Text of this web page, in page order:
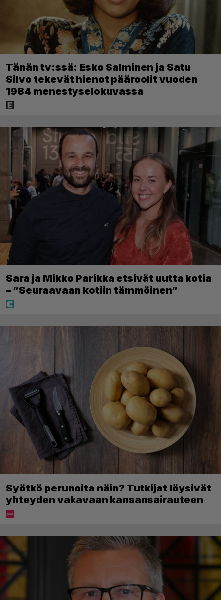
Tänän tv:ssä: Esko Salminen ja Satu
Silvo tekevät hienot pääroolit vuoden
1984 menestyselokuvassa
Sara ja Mikko Parikka etsivät uutta kotia
– ”Seuraavaan kotiin tämmöinen”
Syötkö perunoita näin? Tutkijat löysivät
yhteyden vakavaan kansansairauteen